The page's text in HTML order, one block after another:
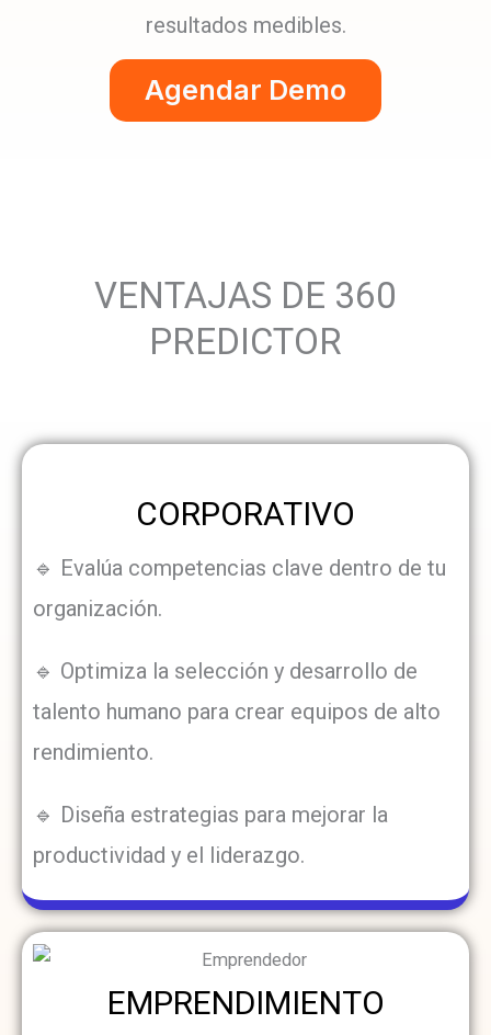
resultados medibles.
Agendar Demo
VENTAJAS DE 360
PREDICTOR
CORPORATIVO
🔹 Evalúa competencias clave dentro de tu
organización.
🔹 Optimiza la selección y desarrollo de
talento humano para crear equipos de alto
rendimiento.
🔹 Diseña estrategias para mejorar la
productividad y el liderazgo.
EMPRENDIMIENTO